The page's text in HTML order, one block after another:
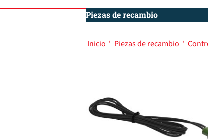
Piezas de recambio
Inicio ' Piezas de recambio '